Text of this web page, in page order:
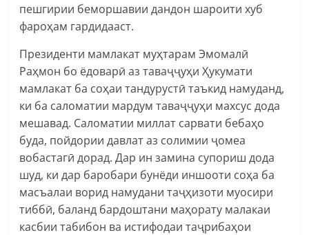
пешгирии беморшавии дандон шароити хуб
фароҳам гардидааст.
Президенти мамлакат муҳтарам Эмомалӣ
Раҳмон бо ёдоварӣ аз таваҷҷуҳи Ҳукумати
мамлакат ба соҳаи тандурустӣ таъкид намуданд,
ки ба саломатии мардум таваҷҷуҳи махсус дода
мешавад. Саломатии миллат сарвати бебаҳо
буда, пойдории давлат аз солимии ҷомеа
вобастагӣ дорад. Дар ин замина супориш дода
шуд, ки дар баробари бунёди иншооти соҳа ба
масъалаи ворид намудани таҷҳизоти муосири
тиббӣ, баланд бардоштани маҳорату малакаи
касбии табибон ва истифодаи таҷрибаҳои